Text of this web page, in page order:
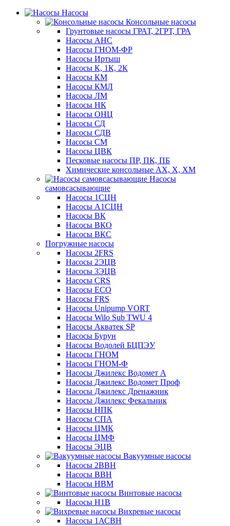
Насосы
Консольные насосы
Грунтовые насосы ГРАТ, 2ГРТ, ГРА
Насосы АНС
Насосы ГНОМ-ФР
Насосы Иртыш
Насосы К, 1К, 2К
Насосы КМ
Насосы КМЛ
Насосы ЛМ
Насосы НК
Насосы ОНЦ
Насосы СД
Насосы СДВ
Насосы СМ
Насосы ЦВК
Песковые насосы ПР, ПК, ПБ
Химические консольные АХ, Х, ХМ
Насосы
самовсасывающие
Насосы 1СЦН
Насосы А1СЦН
Насосы ВК
Насосы ВКО
Насосы ВКС
Погружные насосы
Насосы 2FRS
Насосы 2ЭЦВ
Насосы 3ЭЦВ
Насосы CRS
Насосы ECO
Насосы FRS
Насосы Unipump VORT
Насосы Wilo Sub TWU 4
Насосы Акватек SP
Насосы Бурун
Насосы Водолей БЦПЭУ
Насосы ГНОМ
Насосы ГНОМ-Ф
Насосы Джилекс Водомет А
Насосы Джилекс Водомет Проф
Насосы Джилекс Дренажник
Насосы Джилекс Фекальник
Насосы НПК
Насосы СПА
Насосы ЦМК
Насосы ЦМФ
Насосы ЭЦВ
Вакуумные насосы
Насосы 2ВВН
Насосы ВВН
Насосы НВМ
Винтовые насосы
Насосы Н1В
Вихревые насосы
Насосы 1АСВН